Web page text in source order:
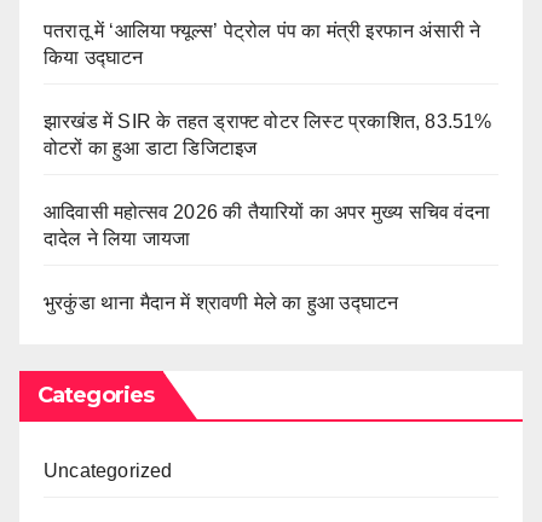
पतरातू में ‘आलिया फ्यूल्स’ पेट्रोल पंप का मंत्री इरफान अंसारी ने
किया उद्घाटन
झारखंड में SIR के तहत ड्राफ्ट वोटर लिस्ट प्रकाशित, 83.51%
वोटरों का हुआ डाटा डिजिटाइज
आदिवासी महोत्सव 2026 की तैयारियों का अपर मुख्य सचिव वंदना
दादेल ने लिया जायजा
भुरकुंडा थाना मैदान में श्रावणी मेले का हुआ उद्घाटन
Categories
Uncategorized